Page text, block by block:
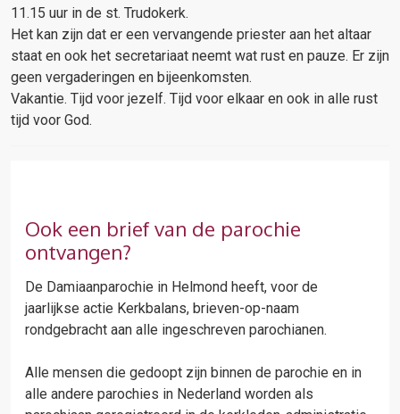
11.15 uur in de st. Trudokerk.
Het kan zijn dat er een vervangende priester aan het altaar
staat en ook het secretariaat neemt wat rust en pauze. Er zijn
geen vergaderingen en bijeenkomsten.
Vakantie. Tijd voor jezelf. Tijd voor elkaar en ook in alle rust
tijd voor God.
Ook een brief van de parochie
ontvangen?
De Damiaanparochie in Helmond heeft, voor de
jaarlijkse actie Kerkbalans, brieven-op-naam
rondgebracht aan alle ingeschreven parochianen.
Alle mensen die gedoopt zijn binnen de parochie en in
alle andere parochies in Nederland worden als